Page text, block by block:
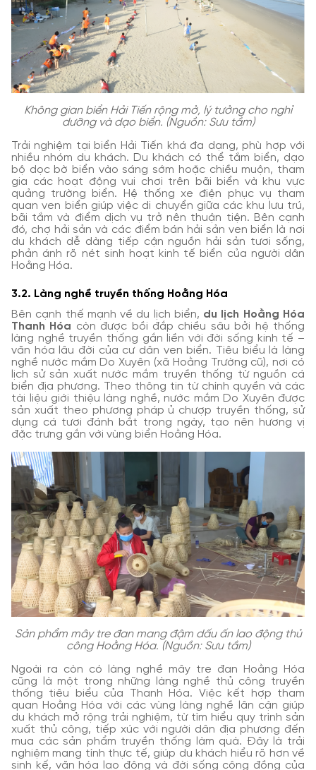
Không gian biển Hải Tiến rộng mở, lý tưởng cho nghỉ
dưỡng và dạo biển. (Nguồn: Sưu tầm)
Trải nghiệm tại biển Hải Tiến khá đa dạng, phù hợp với
nhiều nhóm du khách. Du khách có thể tắm biển, dạo
bộ dọc bờ biển vào sáng sớm hoặc chiều muộn, tham
gia các hoạt động vui chơi trên bãi biển và khu vực
quảng trường biển. Hệ thống xe điện phục vụ tham
quan ven biển giúp việc di chuyển giữa các khu lưu trú,
bãi tắm và điểm dịch vụ trở nên thuận tiện. Bên cạnh
đó, chợ hải sản và các điểm bán hải sản ven biển là nơi
du khách dễ dàng tiếp cận nguồn hải sản tươi sống,
phản ánh rõ nét sinh hoạt kinh tế biển của người dân
Hoằng Hóa.
3.2. Làng nghề truyền thống Hoằng Hóa
Bên cạnh thế mạnh về du lịch biển, du lịch Hoằng Hóa
Thanh Hóa còn được bồi đắp chiều sâu bởi hệ thống
làng nghề truyền thống gắn liền với đời sống kinh tế –
văn hóa lâu đời của cư dân ven biển. Tiêu biểu là làng
nghề nước mắm Do Xuyên (xã Hoằng Trường cũ), nơi có
lịch sử sản xuất nước mắm truyền thống từ nguồn cá
biển địa phương. Theo thông tin từ chính quyền và các
tài liệu giới thiệu làng nghề, nước mắm Do Xuyên được
sản xuất theo phương pháp ủ chượp truyền thống, sử
dụng cá tươi đánh bắt trong ngày, tạo nên hương vị
đặc trưng gắn với vùng biển Hoằng Hóa.
Sản phẩm mây tre đan mang đậm dấu ấn lao động thủ
công Hoằng Hóa. (Nguồn: Sưu tầm)
Ngoài ra còn có làng nghề mây tre đan Hoằng Hóa
cũng là một trong những làng nghề thủ công truyền
thống tiêu biểu của Thanh Hóa. Việc kết hợp tham
quan Hoằng Hóa với các vùng làng nghề lân cận giúp
du khách mở rộng trải nghiệm, từ tìm hiểu quy trình sản
xuất thủ công, tiếp xúc với người dân địa phương đến
mua các sản phẩm truyền thống làm quà. Đây là trải
nghiệm mang tính thực tế, giúp du khách hiểu rõ hơn về
sinh kế, văn hóa lao động và đời sống cộng đồng của